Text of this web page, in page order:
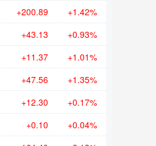
+200.89 +1.42%
+43.13 +0.93%
+11.37 +1.01%
+47.56 +1.35%
+12.30 +0.17%
+0.10 +0.04%